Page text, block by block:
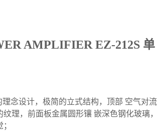
AMPLIFIER EZ-212S 单
念设计，极简的立式结构，顶部 空气对流
纹理，前面板金属圆形镶 嵌深色钢化玻璃，